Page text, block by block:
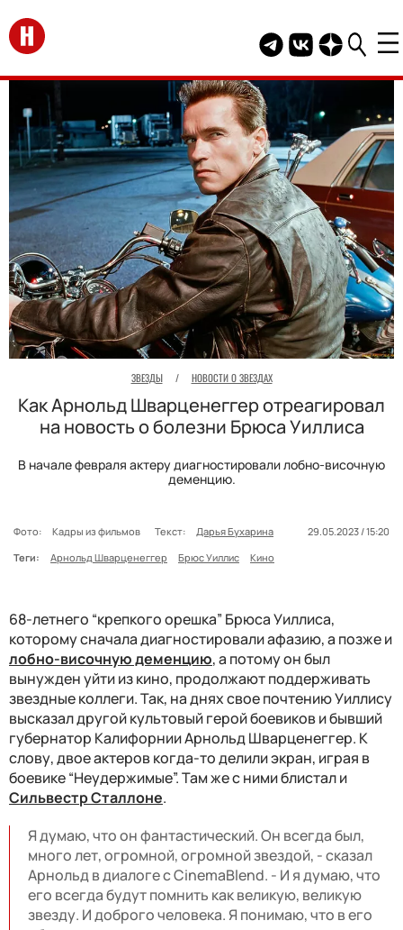
Перейти на главную
Telegram канал
Группа HELLO
Канал
ЗВЕЗДЫ / НОВОСТИ О ЗВЕЗДАХ
Как Арнольд Шварценеггер отреагировал
на новость о болезни Брюса Уиллиса
В начале февраля актеру диагностировали лобно-височную
деменцию.
Фото: Кадры из фильмов Текст: Дарья Бухарина
29.05.2023 / 15:20
Теги:
Арнольд Шварценеггер Брюс Уиллис Кино
68-летнего “крепкого орешка” Брюса Уиллиса,
которому сначала диагностировали афазию, а позже и
лобно-височную деменцию, а потому он был
вынужден уйти из кино, продолжают поддерживать
звездные коллеги. Так, на днях свое почтению Уиллису
высказал другой культовый герой боевиков и бывший
губернатор Калифорнии Арнольд Шварценеггер. К
слову, двое актеров когда-то делили экран, играя в
боевике “Неудержимые”. Там же с ними блистал и
Сильвестр Сталлоне.
Я думаю, что он фантастический. Он всегда был,
много лет, огромной, огромной звездой, - сказал
Арнольд в диалоге с CinemaBlend. - И я думаю, что
его всегда будут помнить как великую, великую
звезду. И доброго человека. Я понимаю, что в его